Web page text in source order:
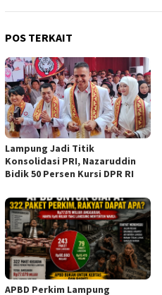
POS TERKAIT
Lampung Jadi Titik
Konsolidasi PRI, Nazaruddin
Bidik 50 Persen Kursi DPR RI
APBD Perkim Lampung